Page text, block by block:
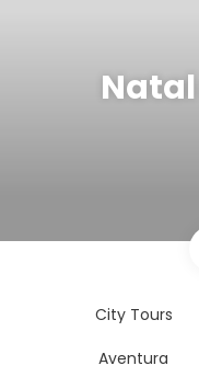
Natal
City Tours
Aventura